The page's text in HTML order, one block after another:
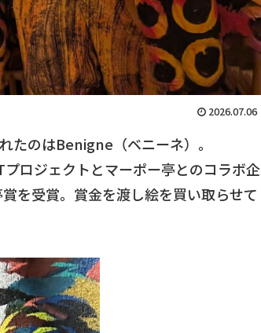
2026.07.06
たのはBenigne（ベニーネ）。
ロジェクトとマーポー亭とのコラボ企
を受賞。賞金を渡し絵を買い取らせて